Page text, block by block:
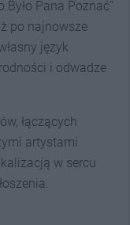
Pana Poznać”
po najnowsze
język
i odwadze
łączących
artystami
w sercu